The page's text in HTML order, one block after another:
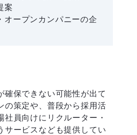
案
オープンカンパニーの企
確保できない可能性が出て
の策定や、普段から採用活
員向けにリクルーター・
サービスなども提供してい